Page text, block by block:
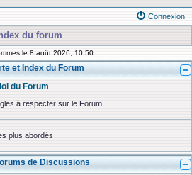
Connexion
du forum
le 8 août 2026, 10:50
et Index du Forum
du Forum
à respecter sur le Forum
plus abordés
de Discussions